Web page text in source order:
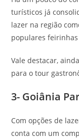
turísticos já
lazer na região
populares
Vale destacar,
para o tour
3- Goiânia
Com opções de
conta com um